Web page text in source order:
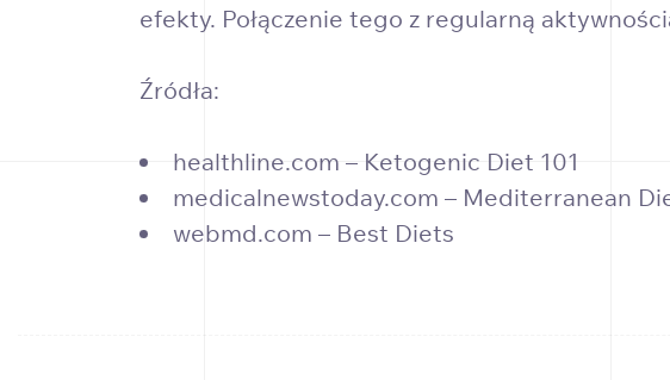
efekty. Połączenie tego z regularną
Źródła:
healthline.com – Ketogenic Diet 101
medicalnewstoday.com – Mediterranean
webmd.com – Best Diets